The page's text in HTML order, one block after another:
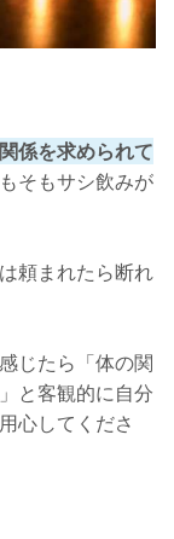
係を求められて
そもサシ飲みが
頼まれたら断れ
じたら「体の関
と客観的に自分
心してくださ